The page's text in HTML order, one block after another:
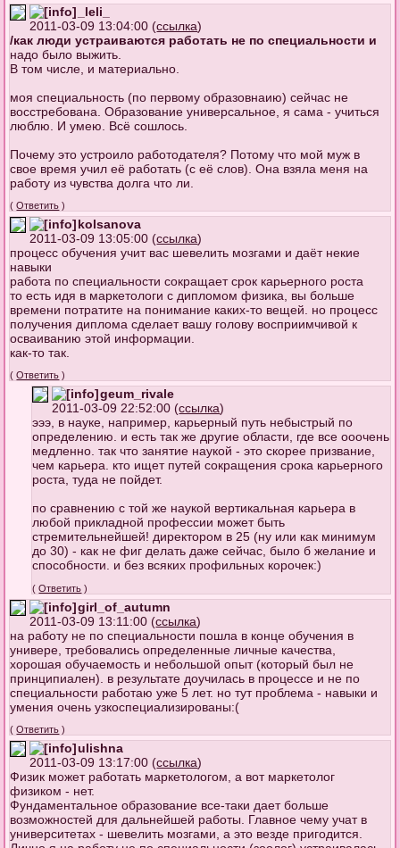
_leli_
2011-03-09 13:04:00 (ссылка)
/как люди устраиваются работать не по специальности и
надо было выжить.
В том числе, и материально.
моя специальность (по первому образовнаию) сейчас не
восстребована. Образование универсальное, я сама - учиться
люблю. И умею. Всё сошлось.
Почему это устроило работодателя? Потому что мой муж в
свое время учил её работать (с её слов). Она взяла меня на
работу из чувства долга что ли.
(Ответить )
kolsanova
2011-03-09 13:05:00 (ссылка)
процесс обучения учит вас шевелить мозгами и даёт некие
навыки
работа по специальности сокращает срок карьерного роста
то есть идя в маркетологи с дипломом физика, вы больше
времени потратите на понимание каких-то вещей. но процесс
получения диплома сделает вашу голову восприимчивой к
осваиванию этой информации.
как-то так.
(Ответить )
geum_rivale
2011-03-09 22:52:00 (ссылка)
эээ, в науке, например, карьерный путь небыстрый по
определению. и есть так же другие области, где все ооочень
медленно. так что занятие наукой - это скорее призвание,
чем карьера. кто ищет путей сокращения срока карьерного
роста, туда не пойдет.
по сравнению с той же наукой вертикальная карьера в
любой прикладной профессии может быть
стремительнейшей! директором в 25 (ну или как минимум
до 30) - как не фиг делать даже сейчас, было б желание и
способности. и без всяких профильных корочек:)
(Ответить )
girl_of_autumn
2011-03-09 13:11:00 (ссылка)
на работу не по специальности пошла в конце обучения в
универе, требовались определенные личные качества,
хорошая обучаемость и небольшой опыт (который был не
принципиален). в результате доучилась в процессе и не по
специальности работаю уже 5 лет. но тут проблема - навыки и
умения очень узкоспециализированы:(
(Ответить )
ulishna
2011-03-09 13:17:00 (ссылка)
Физик может работать маркетологом, а вот маркетолог
физиком - нет.
Фундаментальное образование все-таки дает больше
возможностей для дальнейшей работы. Главное чему учат в
университетах - шевелить мозгами, а это везде пригодится.